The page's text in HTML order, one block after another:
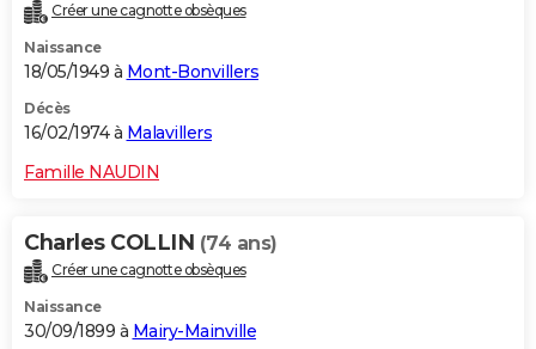
Créer une cagnotte obsèques
Naissance
18/05/1949 à Mont-Bonvillers
Décès
16/02/1974 à Malavillers
Famille NAUDIN
Charles COLLIN (74 ans)
Créer une cagnotte obsèques
Naissance
30/09/1899 à Mairy-Mainville